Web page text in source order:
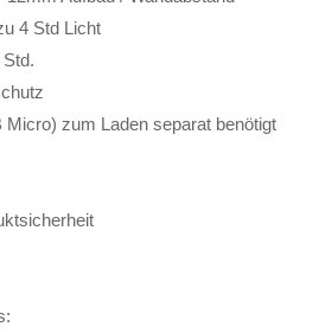
4 Std Licht
Micro) zum Laden separat benötigt